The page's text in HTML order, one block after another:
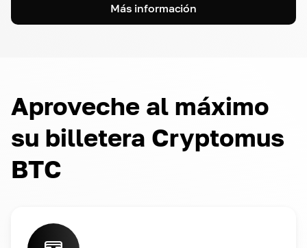
Más información
Aproveche al máximo
su billetera Cryptomus
BTC